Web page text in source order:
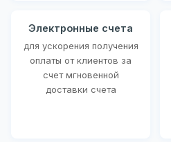
Электронные счета
для ускорения получения
оплаты от клиентов за
счет мгновенной
доставки счета